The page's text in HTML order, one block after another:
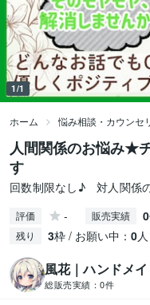
1/1
ホーム 悩み相談・カウンセ
人間関係のお悩み★
す
回数制限なし♪ 対人関係
評価 - 販売実績 0
残り 3枠 / お願い中： 0人
風花｜ハンドメ
総販売実績： 0件